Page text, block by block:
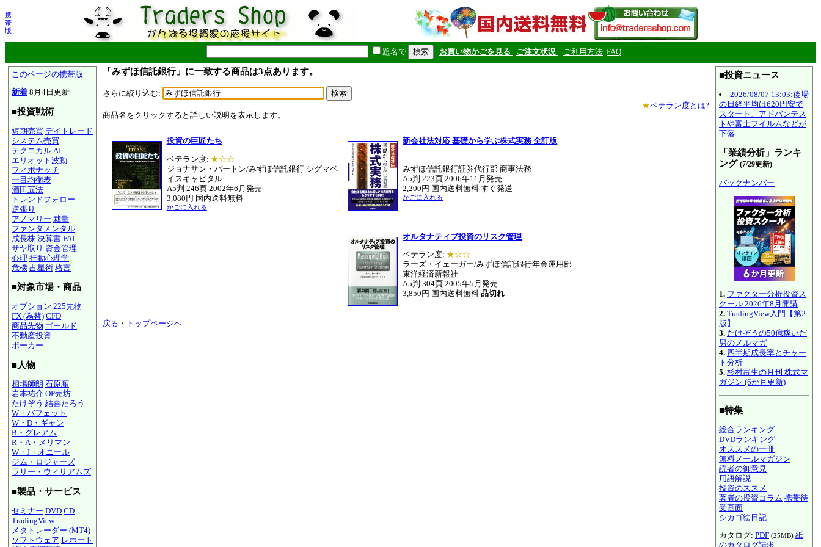
携
帯
版
題名で お買い物かごを見る ご注文状況 ご利用方法 FAQ
このページの携帯版
新着 8月4日更新
■投資戦術
短期売買 デイトレード
システム売買
テクニカル AI
エリオット波動
フィボナッチ
一目均衡表
酒田五法
トレンドフォロー
逆張り
アノマリー 裁量
ファンダメンタル
成長株 決算書 FAI
サヤ取り 資金管理
心理 行動心理学
危機 占星術 格言
■対象市場・商品
オプション 225先物
FX (為替) CFD
商品先物 ゴールド
不動産投資
ポーカー
■人物
相場師朗 石原順
岩本祐介 OP売坊
たけぞう 結喜たろう
W・バフェット
W・D・ギャン
B・グレアム
R・A・メリマン
W・J・オニール
ジム・ロジャーズ
ラリー・ウィリアムズ
■製品・サービス
セミナー DVD CD
TradingView
メタトレーダー (MT4)
ソフトウェア レポート
「みずほ信託銀行」に一致する商品は3点あります。
さらに絞り込む:
★ベテラン度とは?
商品名をクリックすると詳しい説明を表示します。
投資の巨匠たち
ベテラン度: ★☆☆
ジョナサン・バートン/みずほ信託銀行 シグマベ
イスキャピタル
A5判 246頁 2002年6月発売
3,080円 国内送料無料
かごに入れる
新会社法対応 基礎から学ぶ株式実務 全訂版
みずほ信託銀行証券代行部 商事法務
A5判 223頁 2006年11月発売
2,200円 国内送料無料 すぐ発送
かごに入れる
オルタナティブ投資のリスク管理
ベテラン度: ★☆☆
ラーズ・イェーガー/みずほ信託銀行年金運用部
東洋経済新報社
A5判 304頁 2005年5月発売
3,850円 国内送料無料品切れ
戻る ・ トップページへ
■投資ニュース
2026/08/07 13:03:後場
の日経平均は620円安で
スタート、アドバンテス
トや富士フイルムなどが
下落
「業績分析」ランキ
ング (7/29更新)
バックナンバー
1. ファクター分析投資ス
クール 2026年8月開講
2. TradingView入門【第2
版】
3. たけぞうの50億稼いだ
男のメルマガ
4. 四半期成長率とチャー
ト分析
5. 杉村富生の月刊 株式マ
ガジン (6か月更新)
■特集
総合ランキング
DVDランキング
オススメの一冊
無料メールマガジン
読者の御意見
用語解説
投資のススメ
著者の投資コラム 携帯待
受画面
シカゴ絵日記
カタログ: PDF (25MB) 紙
のカタログ請求